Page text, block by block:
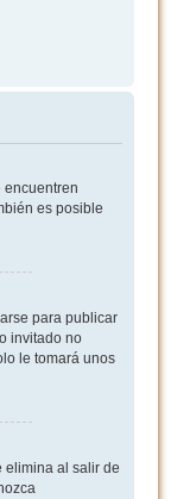
encuentren
es posible
para publicar
invitado no
le tomará unos
elimina al salir de